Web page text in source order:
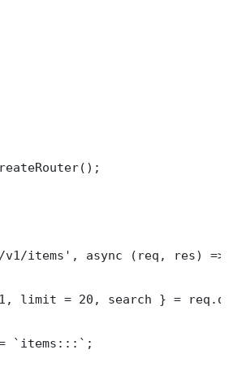
items', async (req, res) =>
limit = 20, search } =
= `items:::`;